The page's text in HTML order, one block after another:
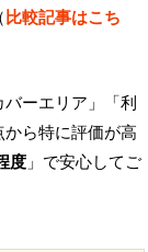
比較記事はこち
ーエリア」「利
ら特に評価が高
度 」で安心してご